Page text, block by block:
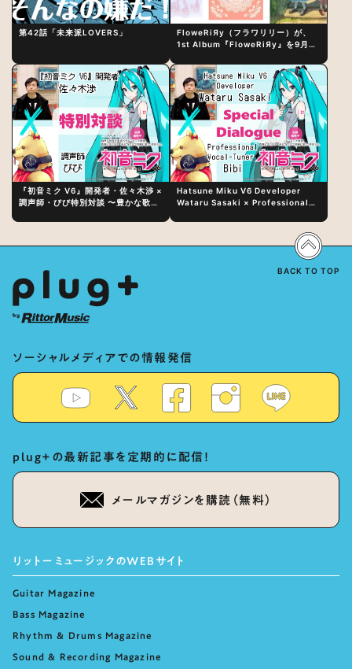
第42話「未来派LOVERS」
FloweRiЯy（フラワリリー）が、
1st Album『FloweRiЯy』を9月23
『初音ミク V6』開発者・佐々木渉 ×
調声師・びび特別対談 〜豊かな歌声
Hatsune Miku V6 Developer
Wataru Sasaki × Professional
Vocal Expression Lies in “Love
for the singing characters” and
ソーシャルメディアでの情報発信
plug+の最新記事を定期的に配信！
メールマガジンを購読（無料）
リットーミュージックのWEBサイト
Guitar Magazine
Bass Magazine
Rhythm & Drums Magazine
Sound & Recording Magazine
BACK TO TOP